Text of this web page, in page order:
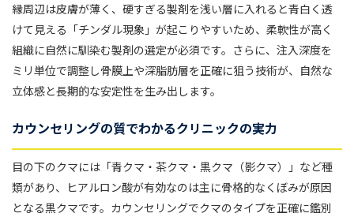
縁周辺は皮膚が薄く、硬すぎる製剤を浅い層に入れると青白く透
けて見える「チンダル現象」が起こりやすいため、柔軟性が高く
組織に自然に馴染む製剤の選定が必須です。さらに、注入深度を
ミリ単位で調整し骨膜上や深脂肪層を正確に狙う技術が、自然な
立体感と長期的な安定性を生み出します。
カウンセリングの質でわかるクリニックの実力
目の下のクマには「青クマ・茶クマ・黒クマ（影クマ）」など種
類があり、ヒアルロン酸が有効なのは主に骨格的なくぼみが原因
となる黒クマです。カウンセリングでクマのタイプを正確に鑑別